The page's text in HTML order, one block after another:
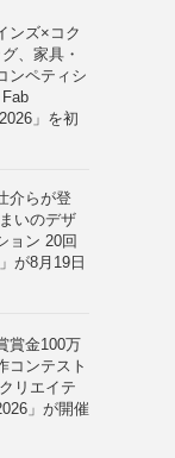
ンズ×コク
、家具・
ンペティシ
」を初
介らが登
いのデザ
ョン 20回
が8月19日
賞金100万
コンテスト
リエイテ
」が開催